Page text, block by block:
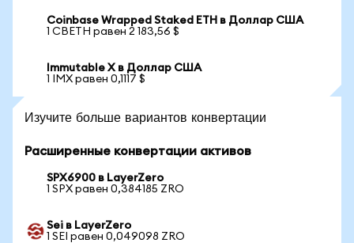
Coinbase Wrapped Staked ETH в Доллар США
1 CBETH равен 2 183,56 $
Immutable X в Доллар США
1 IMX равен 0,1117 $
Изучите больше вариантов конвертации
Расширенные конвертации активов
SPX6900 в LayerZero
1 SPX равен 0,384185 ZRO
Sei в LayerZero
1 SEI равен 0,049098 ZRO